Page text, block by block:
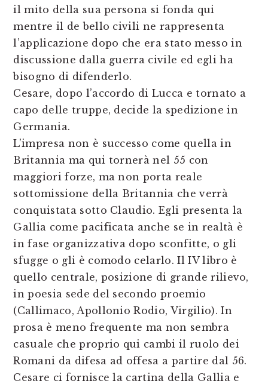
il mito della sua persona si fonda qui
mentre il de bello civili ne rappresenta
l’applicazione dopo che era stato messo in
discussione dalla guerra civile ed egli ha
bisogno di difenderlo.
Cesare, dopo l’accordo di Lucca e tornato a
capo delle truppe, decide la spedizione in
Germania.
L’impresa non è successo come quella in
Britannia ma qui tornerà nel 55 con
maggiori forze, ma non porta reale
sottomissione della Britannia che verrà
conquistata sotto Claudio. Egli presenta la
Gallia come pacificata anche se in realtà è
in fase organizzativa dopo sconfitte, o gli
sfugge o gli è comodo celarlo. Il IV libro è
quello centrale, posizione di grande rilievo,
in poesia sede del secondo proemio
(Callimaco, Apollonio Rodio, Virgilio). In
prosa è meno frequente ma non sembra
casuale che proprio qui cambi il ruolo dei
Romani da difesa ad offesa a partire dal 56.
Cesare ci fornisce la cartina della Gallia e